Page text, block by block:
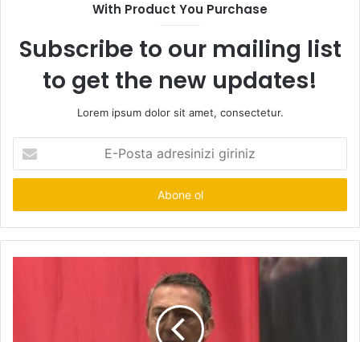
With Product You Purchase
Subscribe to our mailing list
to get the new updates!
Lorem ipsum dolor sit amet, consectetur.
Posta
adresinizi